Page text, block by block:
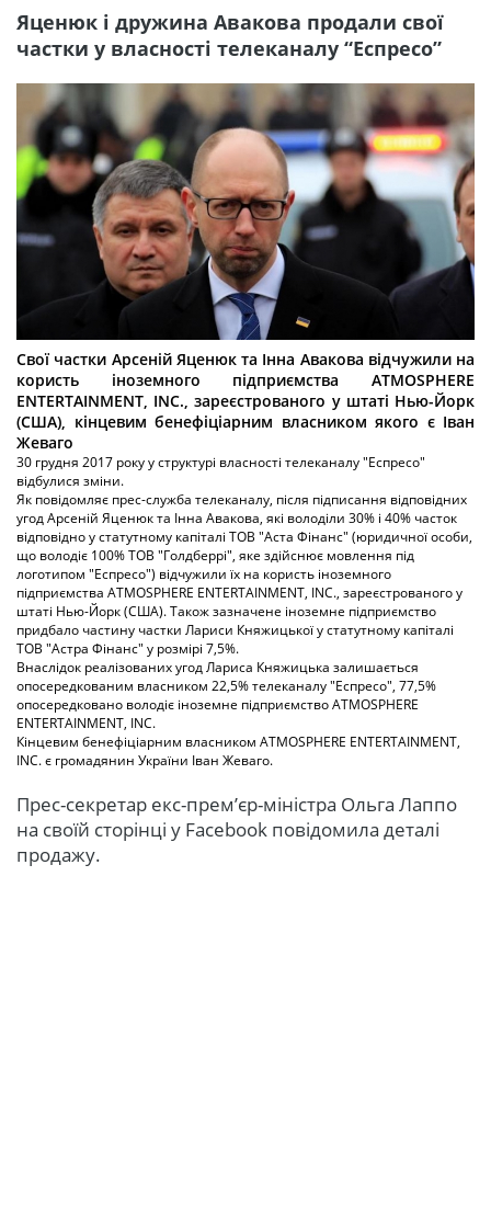
Яценюк і дружина Авакова продали свої
частки у власності телеканалу “Еспресо”
Свої частки Арсеній Яценюк та Інна Авакова відчужили на
користь іноземного підприємства ATMOSPHERE
ENTERTAINMENT, INC., зареєстрованого у штаті Нью-Йорк
(США), кінцевим бенефіціарним власником якого є Іван
Жеваго
30 грудня 2017 року у структурі власності телеканалу "Еспресо"
відбулися зміни.
Як повідомляє прес-служба телеканалу, після підписання відповідних
угод Арсеній Яценюк та Інна Авакова, які володіли 30% і 40% часток
відповідно у статутному капіталі ТОВ "Аста Фінанс" (юридичної особи,
що володіє 100% ТОВ "Голдберрі", яке здійснює мовлення під
логотипом "Еспресо") відчужили їх на користь іноземного
підприємства ATMOSPHERE ENTERTAINMENT, INC., зареєстрованого у
штаті Нью-Йорк (США). Також зазначене іноземне підприємство
придбало частину частки Лариси Княжицької у статутному капіталі
ТОВ "Астра Фінанс" у розмірі 7,5%.
Внаслідок реалізованих угод Лариса Княжицька залишається
опосередкованим власником 22,5% телеканалу "Еспресо", 77,5%
опосередковано володіє іноземне підприємство ATMOSPHERE
ENTERTAINMENT, INC.
Кінцевим бенефіціарним власником ATMOSPHERE ENTERTAINMENT,
INC. є громадянин України Іван Жеваго.
Прес-секретар екс-прем’єр-міністра Ольга Лаппо
на своїй сторінці у Facebook повідомила деталі
продажу.